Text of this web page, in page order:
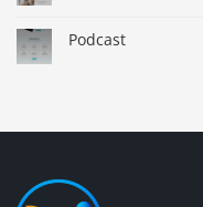
Podcast